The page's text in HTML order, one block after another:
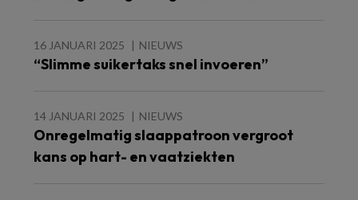
16 JANUARI 2025 NIEUWS
“Slimme suikertaks snel invoeren”
14 JANUARI 2025 NIEUWS
Onregelmatig slaappatroon vergroot
kans op hart- en vaatziekten